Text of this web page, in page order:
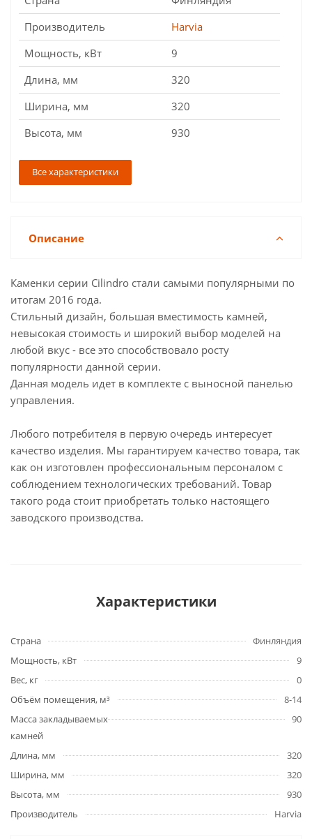
Производитель
Harvia
Мощность, кВт
9
Длина, мм
320
Ширина, мм
320
Высота, мм
930
Все характеристики
Описание
Каменки серии Cilindro стали самыми популярными по
итогам 2016 года.
Стильный дизайн, большая вместимость камней,
невысокая стоимость и широкий выбор моделей на
любой вкус - все это способствовало росту
популярности данной серии.
Данная модель идет в комплекте с выносной панелью
управления.
Любого потребителя в первую очередь интересует
качество изделия. Мы гарантируем качество товара, так
как он изготовлен профессиональным персоналом с
соблюдением технологических требований. Товар
такого рода стоит приобретать только настоящего
заводского производства.
Характеристики
Страна
Финляндия
Мощность, кВт
9
Вес, кг
0
Объём помещения, м³
8-14
Масса закладываемых
камней
90
Длина, мм
320
Ширина, мм
320
Высота, мм
930
Производитель
Harviа